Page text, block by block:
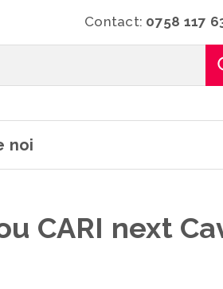
Contact: 0758 117
noi
CARI next